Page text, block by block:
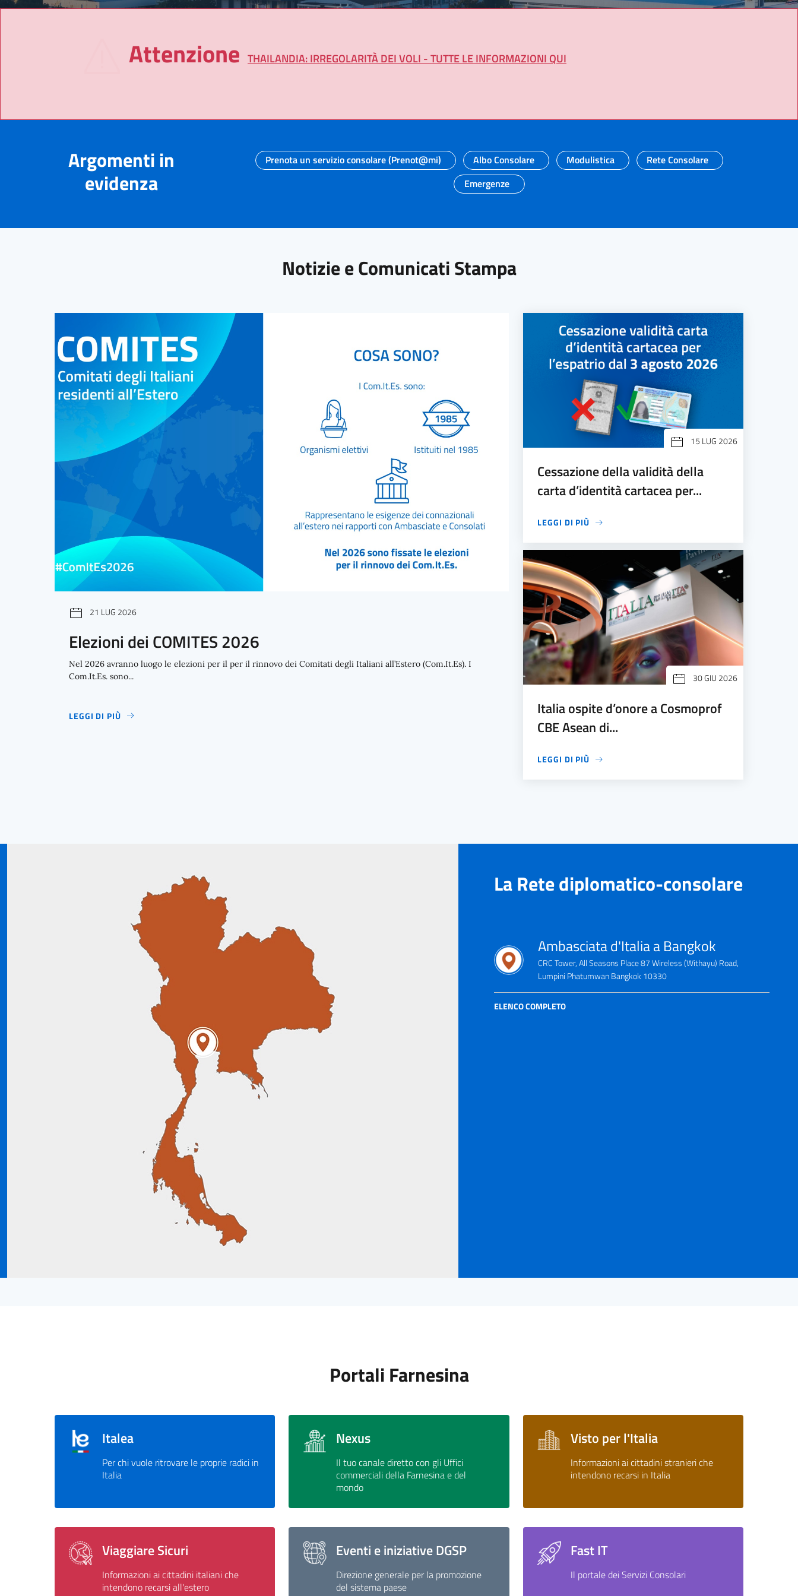
Attenzione THAILANDIA: IRREGOLARITÀ DEI VOLI - TUTTE LE INFORMAZIONI QUI
Argomenti in
evidenza
Prenota un servizio consolare (Prenot@mi) Albo Consolare Modulistica
Rete Consolare
Emergenze
Notizie e Comunicati Stampa
21 LUG 2026
Elezioni dei COMITES 2026
Nel 2026 avranno luogo le elezioni per il per il rinnovo dei Comitati degli Italiani all’Estero (Com.It.Es). I
Com.It.Es. sono...
LEGGI DI PIÙ
15 LUG 2026
Cessazione della validità della
carta d’identità cartacea per...
LEGGI DI PIÙ
30 GIU 2026
Italia ospite d’onore a Cosmoprof
CBE Asean di...
LEGGI DI PIÙ
La Rete diplomatico-consolare
Ambasciata d'Italia a Bangkok
CRC Tower, All Seasons Place 87 Wireless (Withayu) Road,
Lumpini Phatumwan Bangkok 10330
ELENCO COMPLETO
Portali Farnesina
Italea
Per chi vuole ritrovare le proprie radici in
Italia
Nexus
Il tuo canale diretto con gli Uffici
commerciali della Farnesina e del
mondo
Visto per l'Italia
Informazioni ai cittadini stranieri che
intendono recarsi in Italia
Viaggiare Sicuri
Informazioni ai cittadini italiani che
intendono recarsi all'estero
Eventi e iniziative DGSP
Direzione generale per la promozione
del sistema paese
Fast IT
Il portale dei Servizi Consolari